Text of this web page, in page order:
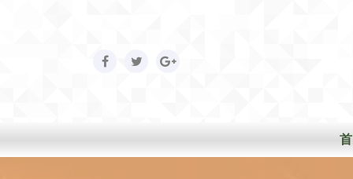
Navigation
main